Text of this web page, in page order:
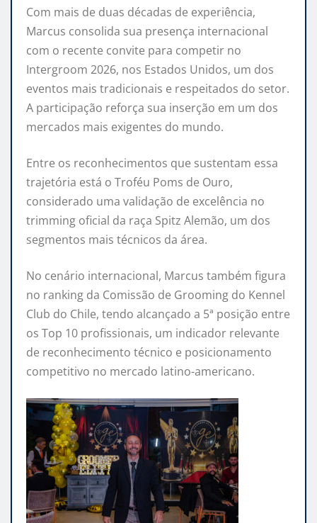
Com mais de duas décadas de experiência,
Marcus consolida sua presença internacional
com o recente convite para competir no
Intergroom 2026, nos Estados Unidos, um dos
eventos mais tradicionais e respeitados do setor.
A participação reforça sua inserção em um dos
mercados mais exigentes do mundo.
Entre os reconhecimentos que sustentam essa
trajetória está o Troféu Poms de Ouro,
considerado uma validação de excelência no
trimming oficial da raça Spitz Alemão, um dos
segmentos mais técnicos da área.
No cenário internacional, Marcus também figura
no ranking da Comissão de Grooming do Kennel
Club do Chile, tendo alcançado a 5ª posição entre
os Top 10 profissionais, um indicador relevante
de reconhecimento técnico e posicionamento
competitivo no mercado latino-americano.